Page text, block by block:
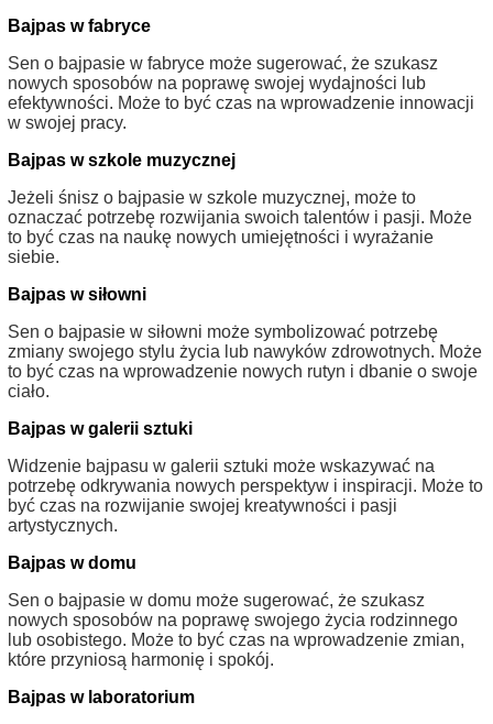
Bajpas w fabryce
Sen o bajpasie w fabryce może sugerować, że szukasz
nowych sposobów na poprawę swojej wydajności lub
efektywności. Może to być czas na wprowadzenie innowacji
w swojej pracy.
Bajpas w szkole muzycznej
Jeżeli śnisz o bajpasie w szkole muzycznej, może to
oznaczać potrzebę rozwijania swoich talentów i pasji. Może
to być czas na naukę nowych umiejętności i wyrażanie
siebie.
Bajpas w siłowni
Sen o bajpasie w siłowni może symbolizować potrzebę
zmiany swojego stylu życia lub nawyków zdrowotnych. Może
to być czas na wprowadzenie nowych rutyn i dbanie o swoje
ciało.
Bajpas w galerii sztuki
Widzenie bajpasu w galerii sztuki może wskazywać na
potrzebę odkrywania nowych perspektyw i inspiracji. Może to
być czas na rozwijanie swojej kreatywności i pasji
artystycznych.
Bajpas w domu
Sen o bajpasie w domu może sugerować, że szukasz
nowych sposobów na poprawę swojego życia rodzinnego
lub osobistego. Może to być czas na wprowadzenie zmian,
które przyniosą harmonię i spokój.
Bajpas w laboratorium